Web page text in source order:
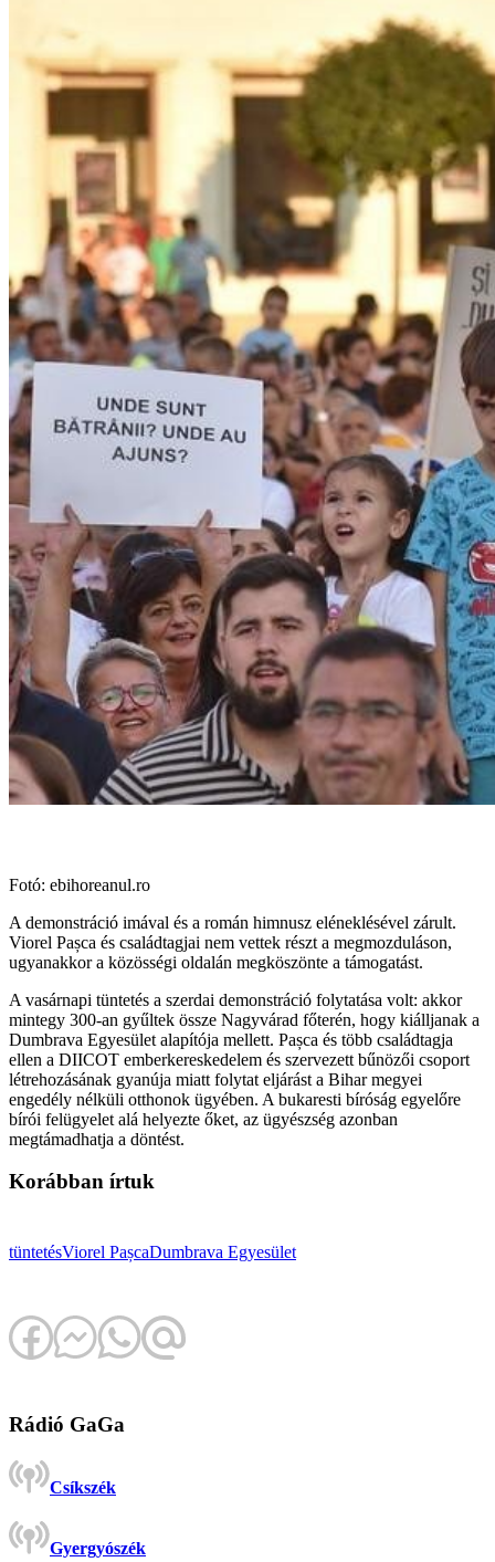
Fotó: ebihoreanul.ro
A demonstráció imával és a román himnusz eléneklésével zárult.
Viorel Pașca és családtagjai nem vettek részt a megmozduláson,
ugyanakkor a közösségi oldalán megköszönte a támogatást.
A vasárnapi tüntetés a szerdai demonstráció folytatása volt: akkor
mintegy 300-an gyűltek össze Nagyvárad főterén, hogy kiálljanak a
Dumbrava Egyesület alapítója mellett. Pașca és több családtagja
ellen a DIICOT emberkereskedelem és szervezett bűnözői csoport
létrehozásának gyanúja miatt folytat eljárást a Bihar megyei
engedély nélküli otthonok ügyében. A bukaresti bíróság egyelőre
bírói felügyelet alá helyezte őket, az ügyészség azonban
megtámadhatja a döntést.
Korábban írtuk
tüntetésViorel PașcaDumbrava Egyesület
Rádió GaGa
Csíkszék
Gyergyószék